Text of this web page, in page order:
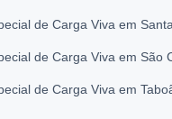
de Carga Viva em
de Carga Viva em São
de Carga Viva em